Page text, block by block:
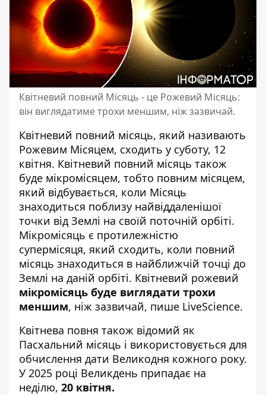
Квітневий повний Місяць - це Рожевий Місяць:
він виглядатиме трохи меншим, ніж зазвичай.
Квітневий повний місяць, який називають
Рожевим Місяцем, сходить у суботу, 12
квітня. Квітневий повний місяць також
буде мікромісяцем, тобто повним місяцем,
який відбувається, коли Місяць
знаходиться поблизу найвіддаленішої
точки від Землі на своїй поточній орбіті.
Мікромісяць є протилежністю
супермісяця, який сходить, коли повний
місяць знаходиться в найближчій точці до
Землі на даній орбіті. Квітневий рожевий
мікромісяць буде виглядати трохи
меншим, ніж зазвичай, пише LiveScience.
Квітнева повня також відомий як
Пасхальний місяць і використовується для
обчислення дати Великодня кожного року.
У 2025 році Великдень припадає на
неділю, 20 квітня.